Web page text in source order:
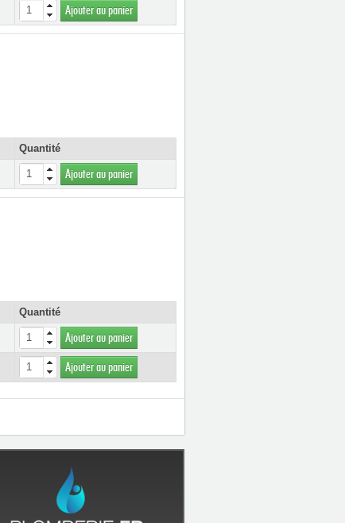
Ajouter au panier
Quantité
Ajouter au panier
Quantité
Ajouter au panier
Ajouter au panier